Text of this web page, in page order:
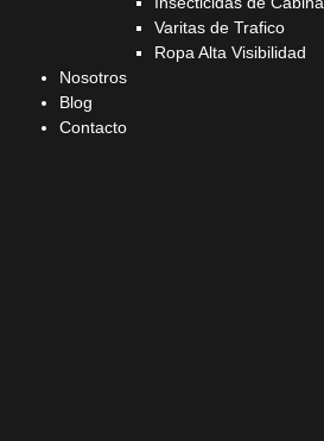
Varitas de Trafico
Ropa Alta Visibilidad
Nosotros
Blog
Contacto